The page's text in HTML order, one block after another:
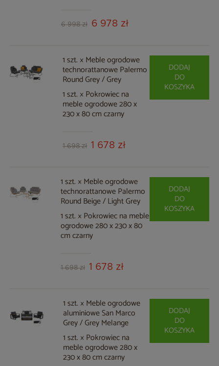
6 998 zł 6 978 zł
1 szt. × Meble ogrodowe
technorattanowe Palermo
Round Grey / Grey
1 szt. × Pokrowiec na
meble ogrodowe 280 x
230 x 80 cm czarny
1 698 zł 1 678 zł
DODAJ
DO
KOSZYKA
1 szt. × Meble ogrodowe
technorattanowe Palermo
Round Beige / Light Grey
1 szt. × Pokrowiec na meble
ogrodowe 280 x 230 x 80
cm czarny
1 698 zł 1 678 zł
DODAJ
DO
KOSZYKA
1 szt. × Meble ogrodowe
aluminiowe San Marco
Grey / Grey Melange
1 szt. × Pokrowiec na
meble ogrodowe 280 x
230 x 80 cm czarny
DODAJ
DO
KOSZYKA